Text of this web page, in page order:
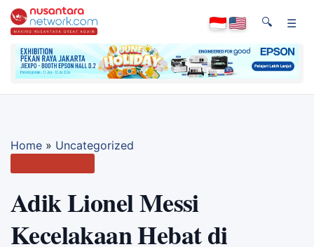
🔍 ☰
Home » Uncategorized
Adik Lionel Messi
Kecelakaan Hebat di